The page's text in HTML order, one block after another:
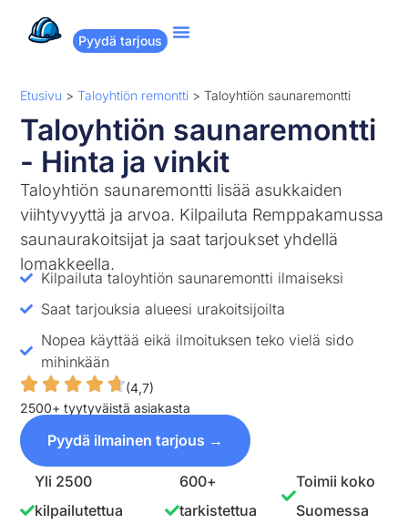
Pyydä tarjous
Etusivu >Taloyhtiön remontti >Taloyhtiön saunaremontti
Taloyhtiön saunaremontti
- Hinta ja vinkit
Taloyhtiön saunaremontti lisää asukkaiden
viihtyvyyttä ja arvoa. Kilpailuta Remppakamussa
saunaurakoitsijat ja saat tarjoukset yhdellä
lomakkeella.
Kilpailuta taloyhtiön saunaremontti ilmaiseksi
Saat tarjouksia alueesi urakoitsijoilta
Nopea käyttää eikä ilmoituksen teko vielä sido
mihinkään
(4,7)
2500+ tyytyväistä asiakasta
Pyydä ilmainen tarjous →
Yli 2500
kilpailutettua
600+
tarkistettua
Toimii koko
Suomessa